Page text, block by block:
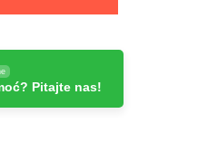
Pitajte nas!